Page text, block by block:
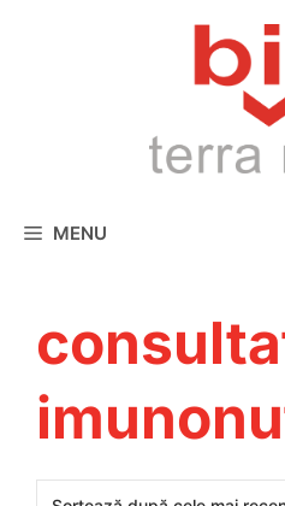
MENU